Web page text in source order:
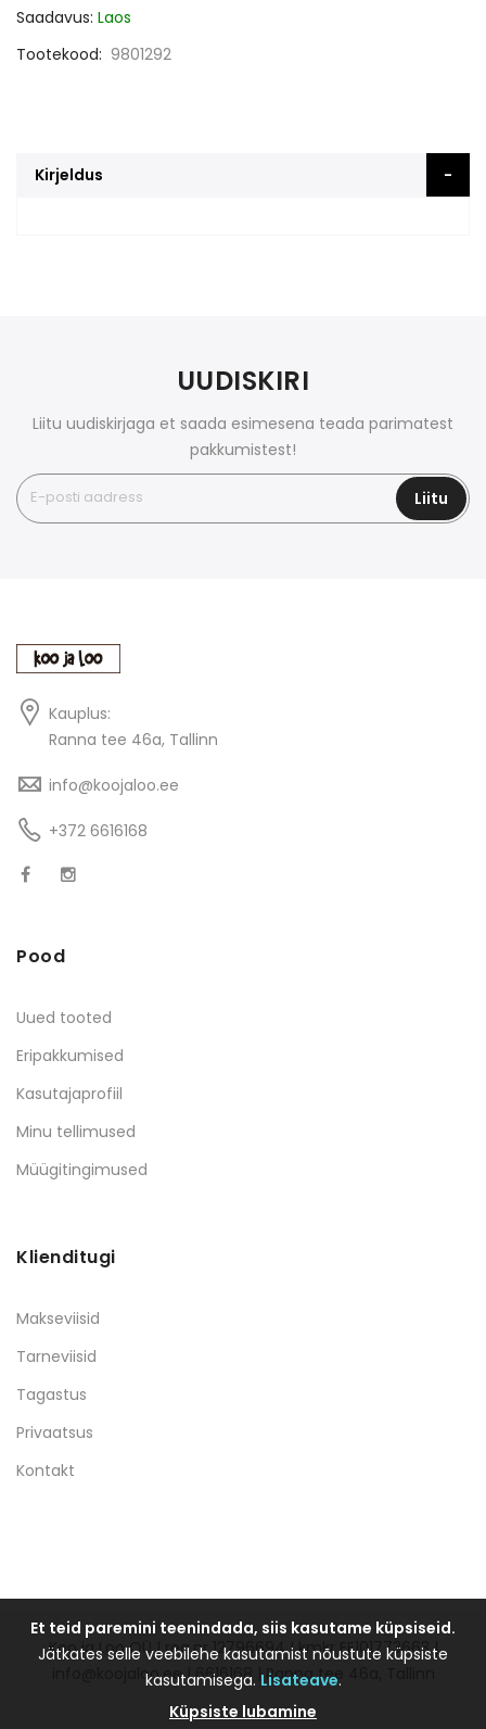
Et teid paremini teenindada, siis kasutame küpsiseid.
Jätkates selle veebilehe kasutamist nõustute küpsiste
kasutamisega. Lisateave.
Küpsiste lubamine
Saadavus: Laos
Tootekood 9801292
Kirjeldus
UUDISKIRI
Liitu uudiskirjaga et saada esimesena teada parimatest
pakkumistest!
Liitu
Kauplus:
Ranna tee 46a, Tallinn
info@koojaloo.ee
+372 6616168
Pood
Uued tooted
Eripakkumised
Kasutajaprofiil
Minu tellimused
Müügitingimused
Klienditugi
Makseviisid
Tarneviisid
Tagastus
Privaatsus
Kontakt
Koo ja Loo OÜ | reg.nr 12796694 | kmkr EE101773663 |
info@koojaloo.ee | 6616168 | Ranna tee 46a, Tallinn